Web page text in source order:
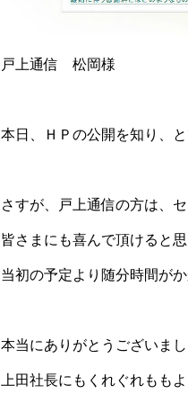
戸上通信 松岡様
本日、ＨＰの公開を知り、
さすが、戸上通信の方は、
皆さまにも喜んで頂けると思
当初の予定より随分時間が
本当にありがとうございまし
上田社長にもくれぐれもも